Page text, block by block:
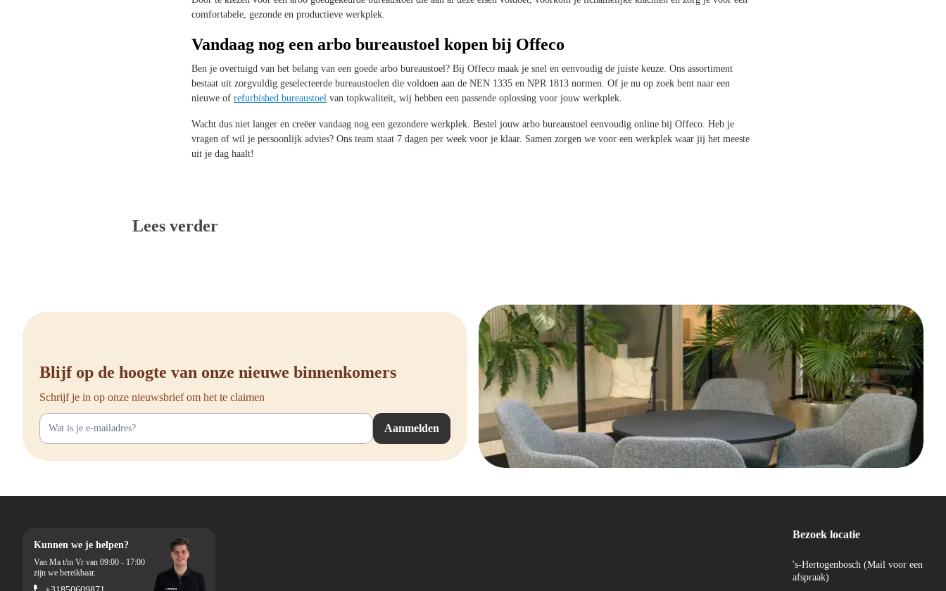
comfortabele, gezonde en productieve werkplek.
Vandaag nog een arbo bureaustoel kopen bij Offeco
Ben je overtuigd van het belang van een goede arbo bureaustoel? Bij Offeco maak je snel en eenvoudig de juiste keuze. Ons assortiment
bestaat uit zorgvuldig geselecteerde bureaustoelen die voldoen aan de NEN 1335 en NPR 1813 normen. Of je nu op zoek bent naar een
nieuwe of refurbished bureaustoel van topkwaliteit, wij hebben een passende oplossing voor jouw werkplek.
Wacht dus niet langer en creëer vandaag nog een gezondere werkplek. Bestel jouw arbo bureaustoel eenvoudig online bij Offeco. Heb je
vragen of wil je persoonlijk advies? Ons team staat 7 dagen per week voor je klaar. Samen zorgen we voor een werkplek waar jij het meeste
uit je dag haalt!
Lees verder
Blijf op de hoogte van onze nieuwe binnenkomers
Schrijf je in op onze nieuwsbrief om het te claimen
Aanmelden
Kunnen we je helpen?
Van Ma t/m Vr van 09:00 - 17:00
zijn we bereikbaar.
Bezoek locatie
's-Hertogenbosch (Mail voor een
afspraak)